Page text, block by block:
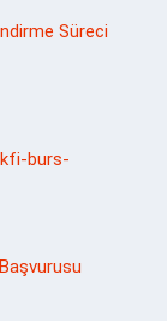
Süreci
burs-